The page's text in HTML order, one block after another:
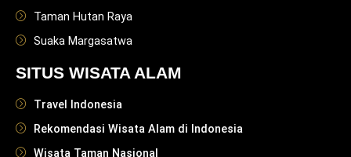
Taman Hutan Raya
Suaka Margasatwa
SITUS WISATA ALAM
Travel Indonesia
Rekomendasi Wisata Alam di Indonesia
Wisata Taman Nasional